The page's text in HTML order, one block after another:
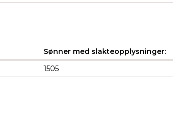
Sønner med slakteopplysninger:
1505